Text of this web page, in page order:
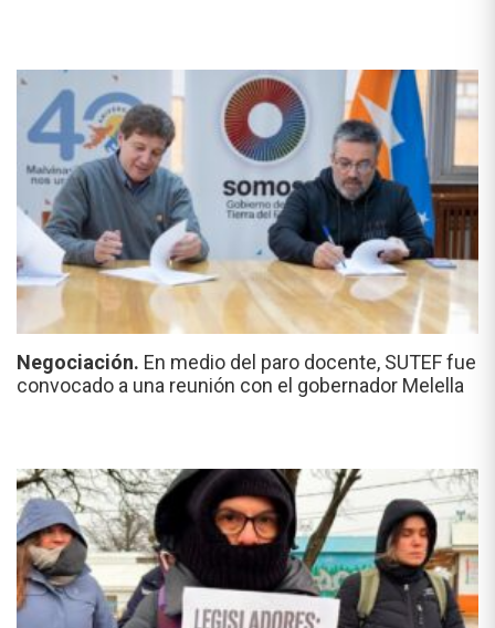
Negociación. En medio del paro docente, SUTEF fue
convocado a una reunión con el gobernador Melella